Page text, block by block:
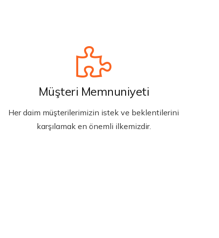
Müşteri Memnuniyeti
Her daim müşterilerimizin istek ve beklentilerini
karşılamak en önemli ilkemizdir.